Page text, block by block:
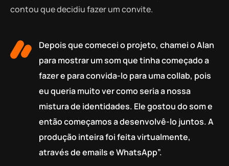
contou que decidiu fazer um convite.
Depois que comecei o projeto, chamei o Alan
para mostrar um som que tinha começado a
fazer e para convida-lo para uma collab, pois
eu queria muito ver como seria a nossa
mistura de identidades. Ele gostou do som e
então começamos a desenvolvê-lo juntos. A
produção inteira foi feita virtualmente,
através de emails e WhatsApp”.